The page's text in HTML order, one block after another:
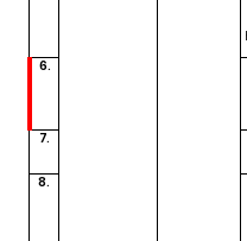
6.
7.
8.